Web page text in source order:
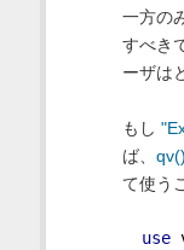
一方の
すべき
ーザは
もし
ば、 qv()
て使う
use